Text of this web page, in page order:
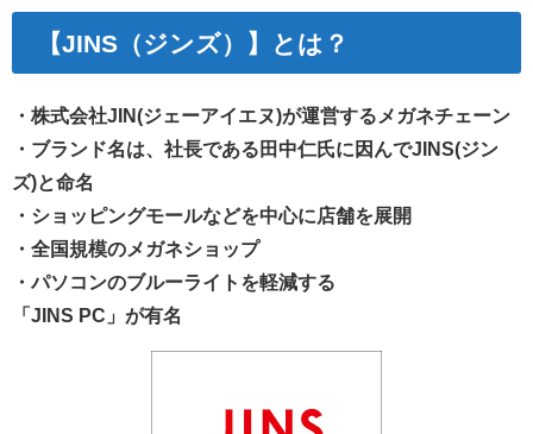
【JINS（ジンズ）】とは？
・株式会社JIN(ジェーアイエヌ)が運営するメガネチェーン
・ブランド名は、社長である田中仁氏に因んでJINS(ジン
ズ)と命名
・ ショッピングモールなどを中心に店舗を展開
・全国規模のメガネショップ
・パソコンのブルーライトを軽減する
「JINS PC」が有名